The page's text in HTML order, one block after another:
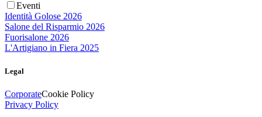
Eventi
Identità Golose 2026
Salone del Risparmio 2026
Fuorisalone 2026
L'Artigiano in Fiera 2025
Legal
CorporateCookie Policy
Privacy Policy